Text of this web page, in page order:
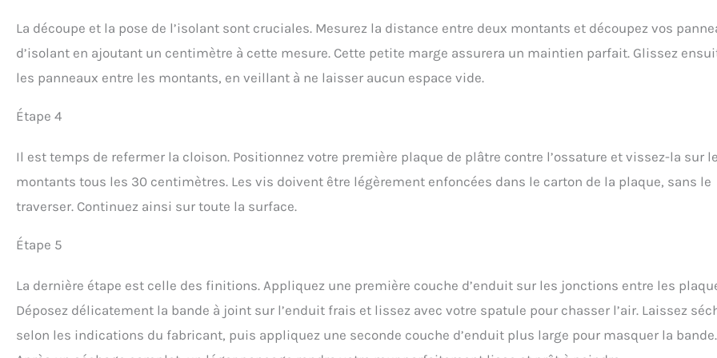
La découpe et la pose de l’isolant sont cruciales. Mesurez la distance entre deux montants et découpez vos
d’isolant en ajoutant un centimètre à cette mesure. Cette petite marge assurera un maintien parfait. Glissez
les panneaux entre les montants, en veillant à ne laisser aucun espace vide.
Étape 4
Il est temps de refermer la cloison. Positionnez votre première plaque de plâtre contre l’ossature et vissez-la sur
montants tous les 30 centimètres. Les vis doivent être légèrement enfoncées dans le carton de la plaque, sans le
traverser. Continuez ainsi sur toute la surface.
Étape 5
La dernière étape est celle des finitions. Appliquez une première couche d’enduit sur les jonctions entre les
Déposez délicatement la bande à joint sur l’enduit frais et lissez avec votre spatule pour chasser l’air. Laissez
selon les indications du fabricant, puis appliquez une seconde couche d’enduit plus large pour masquer la bande.